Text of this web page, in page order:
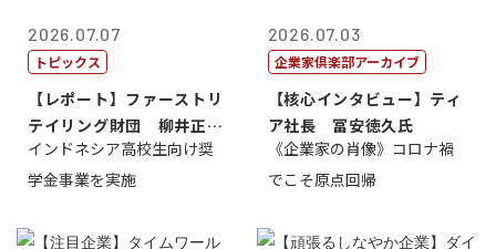
2026.07.07
トピックス
【レポート】ファーストリ
テイリング財団 柳井正
理事長
インドネシア高校生向け奨
学金事業を実施
2026.07.03
企業家倶楽部アーカイブ
【核心インタビュー】ティ
ア社長 冨安徳久氏
《企業家の肖像》コロナ禍
でこそ原点回帰